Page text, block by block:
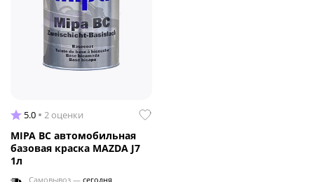
5.0 2 оценки
MIPA BC автомобильная
базовая краска MAZDA J7
1л
Самовывоз — сегодня